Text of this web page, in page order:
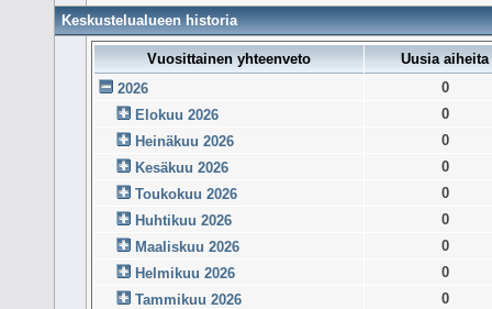
Keskustelualueen historia
Vuosittainen yhteenveto
Uusia aiheita
2026
0
Elokuu 2026
0
Heinäkuu 2026
0
Kesäkuu 2026
0
Toukokuu 2026
0
Huhtikuu 2026
0
Maaliskuu 2026
0
Helmikuu 2026
0
Tammikuu 2026
0